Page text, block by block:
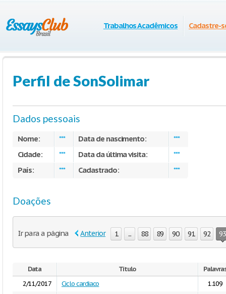
Trabalhos Acadêmicos Cadastre-
Perfil de SonSolimar
Dados pessoais
Nome: *** Data de nascimento: ***
Cidade: *** Data da última visita: ***
País: *** Cadastrado: ***
Doações
Ir para a página Anterior 1 ... 88 89 90 91 92 93
Data Título
2/11/2017
Ciclo cardiaco 1.109